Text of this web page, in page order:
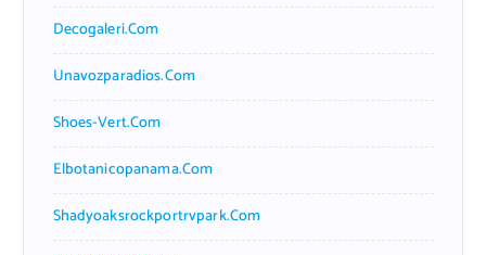
Decogaleri.com
Unavozparadios.com
Shoes-Vert.com
Elbotanicopanama.com
Shadyoaksrockportrvpark.com